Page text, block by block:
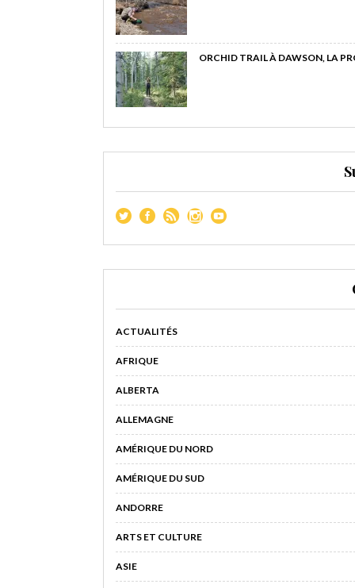
ORCHID TRAIL À DAWSON, LA
ACTUALITÉS
AFRIQUE
ALBERTA
ALLEMAGNE
AMÉRIQUE DU NORD
AMÉRIQUE DU SUD
ANDORRE
ARTS ET CULTURE
ASIE